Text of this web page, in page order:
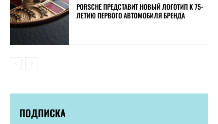
PORSCHE ПРЕДСТАВИТ НОВЫЙ ЛОГОТИП К 75-
ЛЕТИЮ ПЕРВОГО АВТОМОБИЛЯ БРЕНДА
ПОДПИСКА